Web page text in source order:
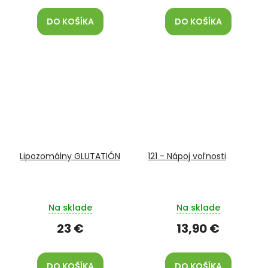
DO KOŠÍKA DO KOŠÍKA
Lipozomálny GLUTATIÓN
Na sklade
23 €
121 - Nápoj voľnosti
Na sklade
13,90 €